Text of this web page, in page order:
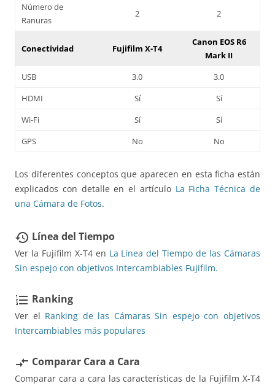
Número de
Ranuras
2 2
Conectividad Fujifilm X-T4
Canon EOS R6
Mark II
USB
3.0
3.0
HDMI
Sí
Sí
Wi-Fi
Sí
Sí
GPS
No No
Los diferentes conceptos que aparecen en esta ficha están
explicados con detalle en el artículo La Ficha Técnica de
una Cámara de Fotos.
restore Línea del Tiempo
Ver la Fujifilm X-T4 en La Línea del Tiempo de las Cámaras
Sin espejo con objetivos Intercambiables Fujifilm.
format_list_numbered Ranking
Ver el Ranking de las Cámaras Sin espejo con objetivos
Intercambiables más populares
compare_arrows Comparar Cara a Cara
Comparar cara a cara las características de la Fujifilm X-T4